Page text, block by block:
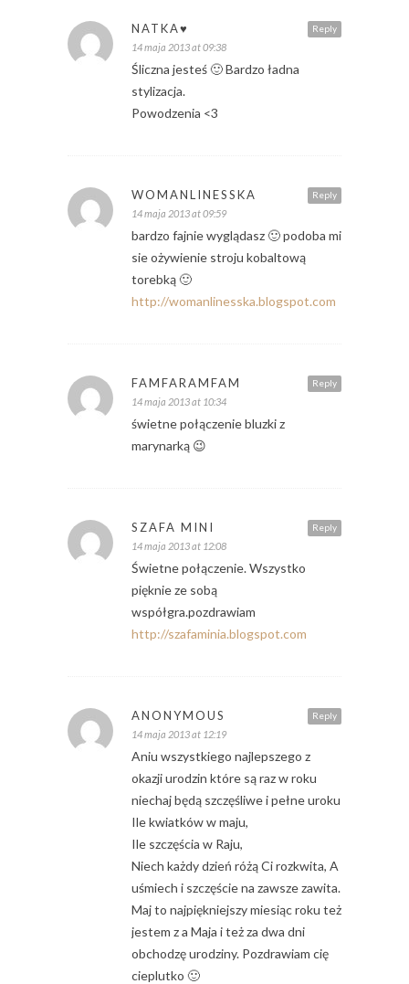
Reply
NATKA♥
14 maja 2013 at 09:38
Śliczna jesteś 🙂 Bardzo ładna
stylizacja.
Powodzenia <3
Reply
WOMANLINESSKA
14 maja 2013 at 09:59
bardzo fajnie wyglądasz 🙂 podoba mi
sie ożywienie stroju kobaltową
torebką 🙂
http://womanlinesska.blogspot.com
Reply
FAMFARAMFAM
14 maja 2013 at 10:34
świetne połączenie bluzki z
marynarką 😉
Reply
SZAFA MINI
14 maja 2013 at 12:08
Świetne połączenie. Wszystko
pięknie ze sobą
współgra.pozdrawiam
http://szafaminia.blogspot.com
Reply
ANONYMOUS
14 maja 2013 at 12:19
Aniu wszystkiego najlepszego z
okazji urodzin które są raz w roku
niechaj będą szczęśliwe i pełne uroku
Ile kwiatków w maju,
Ile szczęścia w Raju,
Niech każdy dzień różą Ci rozkwita, A
uśmiech i szczęście na zawsze zawita.
Maj to najpiękniejszy miesiąc roku też
jestem z a Maja i też za dwa dni
obchodzę urodziny. Pozdrawiam cię
cieplutko 🙂